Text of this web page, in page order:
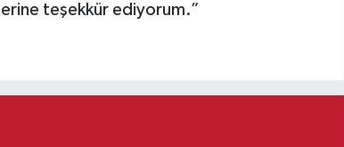
teşekkür ediyorum.”